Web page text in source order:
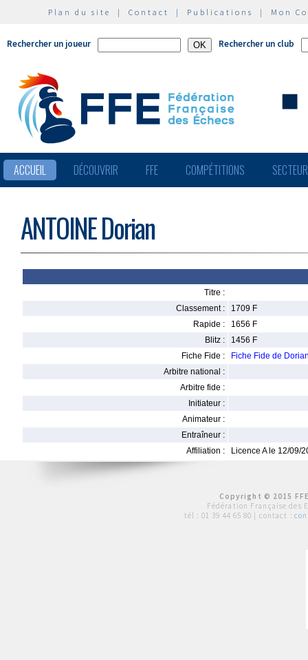
Plan du site | Contact | Publications | Mon
Rechercher un joueur Rechercher un club
ACCUEIL DÉCOUVRIR FFE COMPÉTITIONS
ANTOINE Dorian
Titre :
Classement :
1709 F
Rapide :
1656 F
Blitz :
1456 F
Fiche Fide :
Fiche Fide de
Arbitre national :
Arbitre fide :
Initiateur :
Animateur :
Entraîneur :
Affiliation :
Licence A le 12/09/
Copyright © 2015
Fédération Française des
tél : 01 39 44 65 80 | contact :